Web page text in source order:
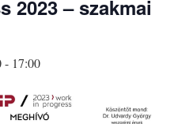
2023 – szakmai
- 17:00